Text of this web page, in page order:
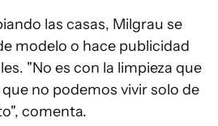
las casas, Milgrau se
modelo o hace publicidad
"No es con la limpieza que
no podemos vivir solo de
comenta.